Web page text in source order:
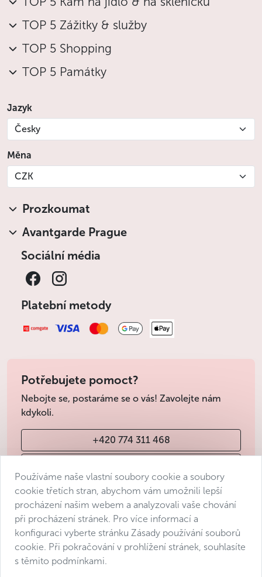
TOP 5 Zážitky & služby
TOP 5 Shopping
TOP 5 Památky
Jazyk
Česky
Měna
CZK
Prozkoumat
Avantgarde Prague
Sociální média
Platební metody
Potřebujete pomoct?
Nebojte se, postaráme se o vás! Zavolejte nám
kdykoli.
+420 774 311 468
Obchodní podmínky
Ochrana osobních údajů
Prohlášení o přístupnosti
Manage consent
Používáme naše vlastní soubory cookie a soubory
cookie třetích stran, abychom vám umožnili lepší
procházení našim webem a analyzovali vaše chování
při procházení stránek. Pro více informací a
konfiguraci vyberte stránku Zásady používání souborů
cookie. Při pokračování v prohlížení stránek, souhlasíte
s těmito podmínkami.